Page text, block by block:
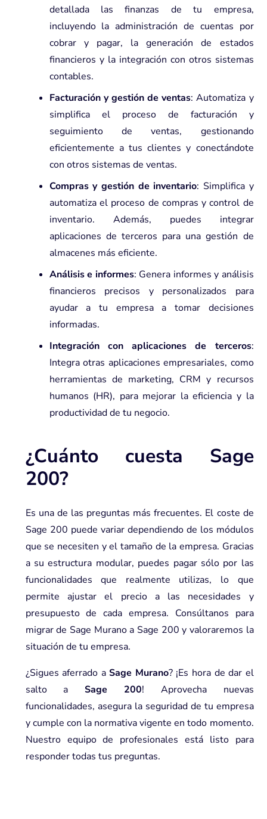
detallada las finanzas de tu empresa,
incluyendo la administración de cuentas por
cobrar y pagar, la generación de estados
financieros y la integración con otros sistemas
contables.
Facturación y gestión de ventas: Automatiza y
simplifica el proceso de facturación y
seguimiento de ventas, gestionando
eficientemente a tus clientes y conectándote
con otros sistemas de ventas.
Compras y gestión de inventario: Simplifica y
automatiza el proceso de compras y control de
inventario. Además, puedes integrar
aplicaciones de terceros para una gestión de
almacenes más eficiente.
Análisis e informes: Genera informes y análisis
financieros precisos y personalizados para
ayudar a tu empresa a tomar decisiones
informadas.
Integración con aplicaciones de terceros:
Integra otras aplicaciones empresariales, como
herramientas de marketing, CRM y recursos
humanos (HR), para mejorar la eficiencia y la
productividad de tu negocio.
¿Cuánto cuesta Sage
200?
Es una de las preguntas más frecuentes. El coste de
Sage 200 puede variar dependiendo de los módulos
que se necesiten y el tamaño de la empresa. Gracias
a su estructura modular, puedes pagar sólo por las
funcionalidades que realmente utilizas, lo que
permite ajustar el precio a las necesidades y
presupuesto de cada empresa. Consúltanos para
migrar de Sage Murano a Sage 200 y valoraremos la
situación de tu empresa.
¿Sigues aferrado aSage Murano? ¡Es hora de dar el
salto aSage 200! Aprovecha nuevas
funcionalidades, asegura la seguridad de tu empresa
y cumple con la normativa vigente en todo momento.
Nuestro equipo de profesionales está listo para
responder todas tus preguntas.